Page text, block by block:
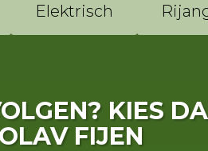
Elektrisch
KIES
FIJEN